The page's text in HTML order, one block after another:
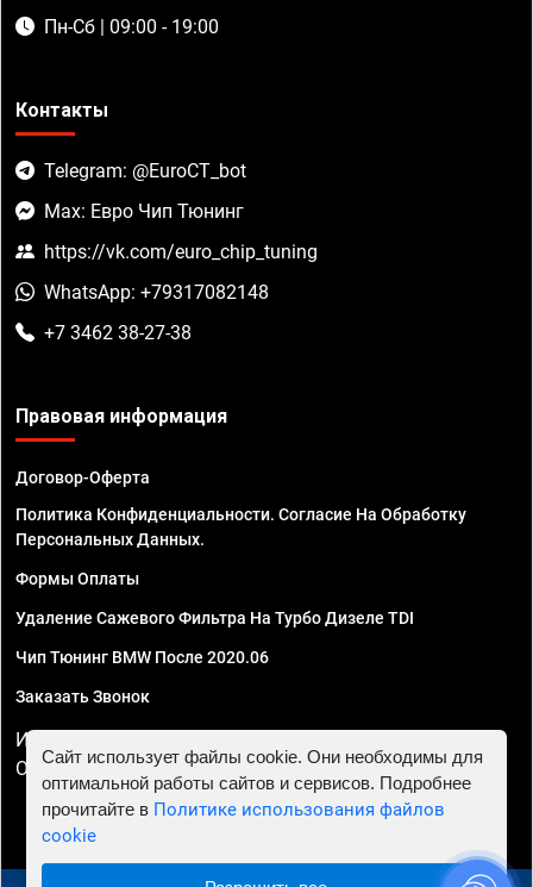
Пн-Сб | 09:00 - 19:00
Контакты
Telegram: @EuroCT_bot
Max: Евро Чип Тюнинг
https://vk.com/euro_chip_tuning
WhatsApp: +79317082148
+7 3462 38-27-38
Правовая информация
Договор-Оферта
Политика Конфиденциальности. Согласие На Обработку
Персональных Данных.
Формы Оплаты
Удаление Сажевого Фильтра На Турбо Дизеле TDI
Чип Тюнинг BMW После 2020.06
Заказать Звонок
ИП Смирнов Георгий Павлович. ИНН 781302555843,
ОГРНИП 324470400032610
Сайт использует файлы cookie. Они необходимы для
оптимальной работы сайтов и сервисов. Подробнее
прочитайте в Политике использования файлов
cookie